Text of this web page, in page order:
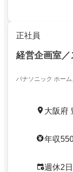
正社員
経営企画室
パナソニック ホー
大阪府
年収
週休2